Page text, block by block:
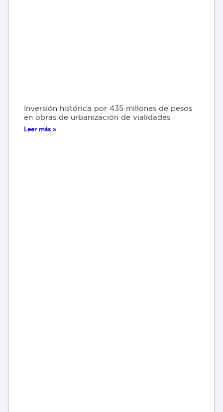
Inversión histórica por 435 millones de pesos
en obras de urbanización de vialidades
Leer más »